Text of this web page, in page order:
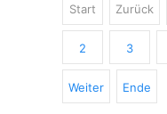
Start Zurück
2 3
Weiter Ende